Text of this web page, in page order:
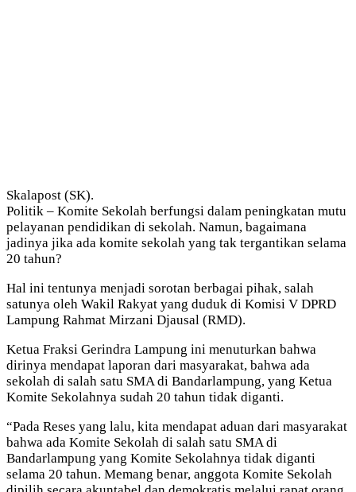
Skalapost (SK).
Politik – Komite Sekolah berfungsi dalam peningkatan mutu
pelayanan pendidikan di sekolah. Namun, bagaimana
jadinya jika ada komite sekolah yang tak tergantikan selama
20 tahun?
Hal ini tentunya menjadi sorotan berbagai pihak, salah
satunya oleh Wakil Rakyat yang duduk di Komisi V DPRD
Lampung Rahmat Mirzani Djausal (RMD).
Ketua Fraksi Gerindra Lampung ini menuturkan bahwa
dirinya mendapat laporan dari masyarakat, bahwa ada
sekolah di salah satu SMA di Bandarlampung, yang Ketua
Komite Sekolahnya sudah 20 tahun tidak diganti.
“Pada Reses yang lalu, kita mendapat aduan dari masyarakat
bahwa ada Komite Sekolah di salah satu SMA di
Bandarlampung yang Komite Sekolahnya tidak diganti
selama 20 tahun. Memang benar, anggota Komite Sekolah